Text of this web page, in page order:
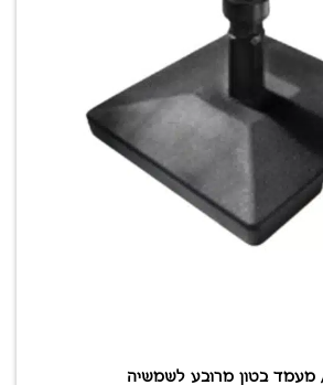
מעמד בטון מרובע לשמשיה